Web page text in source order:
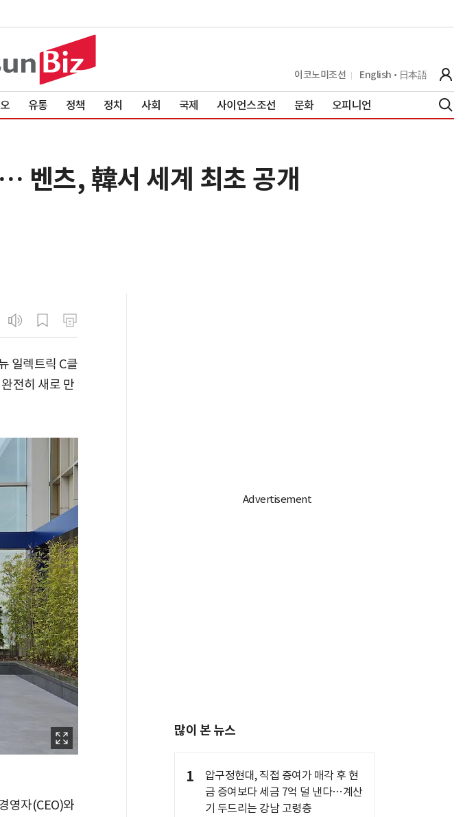
이코노미조선 English 日本語
유통 정책 정치 사회 국제 사이언스조선 문화 오피니언
벤츠, 韓서 세계 최초 공개
일렉트릭 C클
전히 새로 만
영자(CEO)와
많이 본 뉴스
1
압구정현대, 직접 증여가 매각 후 현
금 증여보다 세금 7억 덜 낸다…계산
기 두드리는 강남 고령층